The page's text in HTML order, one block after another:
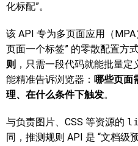
化标配”。
该 API 专为多页面应用（
页面一个标签” 的零散配置方
则 ，只需一段代码就能批量
能精准告诉浏览器： 哪些页面
理、在什么条件下触发。
与负责图片、CSS 等资源的
同，推测规则 API 是 “文档级